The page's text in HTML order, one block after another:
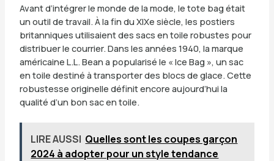
Avant d’intégrer le monde de la mode, le tote bag était
un outil de travail. À la fin du XIXe siècle, les postiers
britanniques utilisaient des sacs en toile robustes pour
distribuer le courrier. Dans les années 1940, la marque
américaine L.L. Bean a popularisé le « Ice Bag », un sac
en toile destiné à transporter des blocs de glace. Cette
robustesse originelle définit encore aujourd’hui la
qualité d’un bon sac en toile.
LIRE AUSSI Quelles sont les coupes garçon
2024 à adopter pour un style tendance